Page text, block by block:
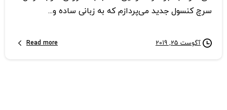
سرچ کنسول جدید می‌پردازم که به زبانی ساده و...
آگوست 25, 2019 Read more